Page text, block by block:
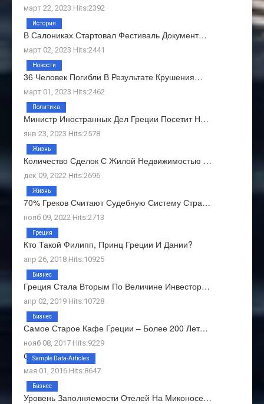
март 22, 2023 Hits:2392
В Салониках Стартовал Фестиваль Документ…
март 02, 2023 Hits:2441
История
36 Человек Погибли В Результате Крушения…
март 01, 2023 Hits:2462
Новости
Министр Иностранных Дел Греции Посетит Н…
янв 23, 2023 Hits:2578
Политика
Количество Сделок С Жилой Недвижимостью …
дек 09, 2022 Hits:2696
Жизнь
70% Греков Считают Судебную Систему Стра…
нояб 09, 2022 Hits:2713
Жизнь
Кто Такой Филипп, Принц Греции И Дании?
апр 26, 2018 Hits:10925
Греция
Греция Стала Вторым По Величине Инвестор…
апр 02, 2019 Hits:10728
Бизнес
Самое Старое Кафе Греции – Более 200 Лет…
нояб 08, 2017 Hits:9229
Бизнес
О Нас
мая 01, 2016 Hits:8647
Sample Data-Articles
Уровень Заполняемости Отелей На Миконосе…
Бизнес